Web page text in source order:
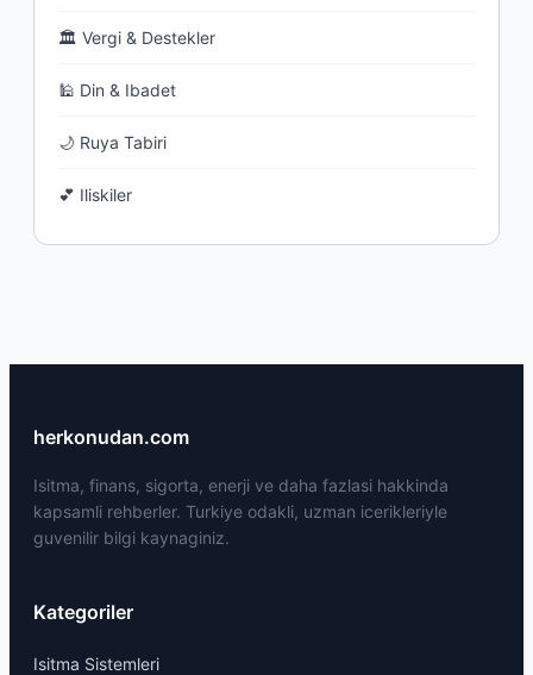
🏛 Vergi & Destekler
🕌 Din & Ibadet
🌙 Ruya Tabiri
💕 Iliskiler
herkonudan.com
Isitma, finans, sigorta, enerji ve daha fazlasi hakkinda
kapsamli rehberler. Turkiye odakli, uzman icerikleriyle
guvenilir bilgi kaynaginiz.
Kategoriler
Isitma Sistemleri